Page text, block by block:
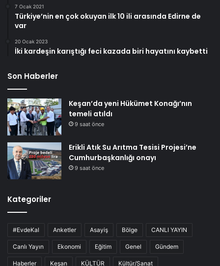
7 Ocak 2021
Türkiye’nin en çok okuyan ilk 10 ili arasında Edirne de
var
20 Ocak 2023
İki kardeşin karıştığı feci kazada biri hayatını kaybetti
Son Haberler
Keşan’da yeni Hükümet Konağı’nın
temeli atıldı
9 saat önce
Erikli Atık Su Arıtma Tesisi Projesi’ne
Cumhurbaşkanlığı onayı
9 saat önce
Kategoriler
#EvdeKal Anketler Asayiş Bölge CANLI YAYIN
Canlı Yayın Ekonomi Eğitim Genel Gündem
Haberler Keşan KÜLTÜR Kültür/Sanat